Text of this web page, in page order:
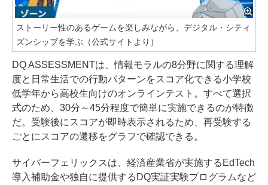
ストーリー性のあるゲームを楽しみながら、デジタル・シティ
ズンシッブを学ぶ（公式サイトより）
DQ ASSESSMENTは、情報モラルの8分野に関する理解
度と日常生活での行動パターンをスコア化できる小学校
低学年から高校生向けのオンラインテスト。すべて選択
式のため、30分～45分程度で簡単に実施できるのが特徴
だ。受験後にスコアが即時表示されるため、再受験する
ごとにスコアの遷移をグラフで確認できる。
サイバーフェリックスは、経済産業省が実施するEdTech
導入補助金や独自に提供するDQ実証実験プログラムなど